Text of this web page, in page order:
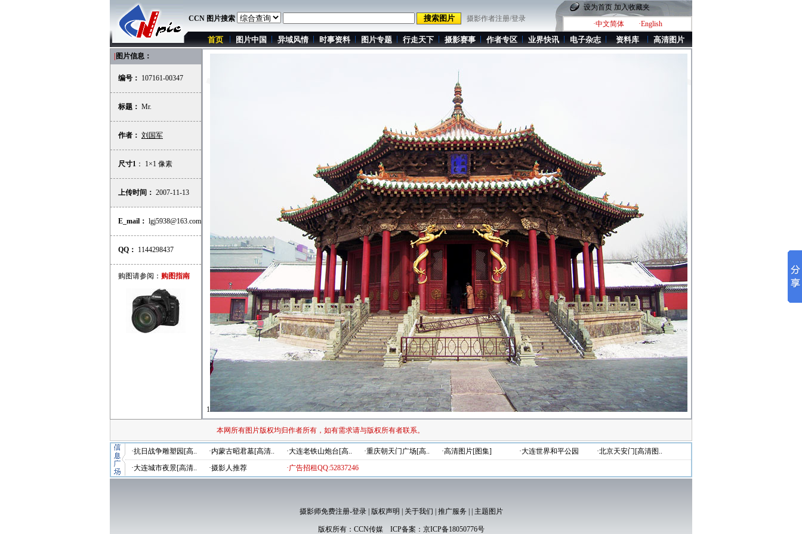
CCN 图片搜索 摄影作者注册/登录
设为首页 加入收藏夹
·中文简体
·English
首页 图片中国 异域风情 时事资料 图片专题 行走天下 摄影赛事 作者专区 业界快讯 电子杂志 资料库 高清图片
图片信息：
编号： 107161-00347
标题： Mr.
作者： 刘国军
尺寸1 ： 1×1 像素
上传时间： 2007-11-13
E_mail： lgj5938@163.com
QQ： 1144298437
购图请参阅： 购图指南
1
本网所有图片版权均归作者所有，如有需求请与版权所有者联系。
·抗日战争雕塑园[高.. ·内蒙古昭君墓[高清.. ·大连老铁山炮台[高.. ·重庆朝天门广场[高.. ·高清图片[图集] ·大连世界和平公园
·北京天安门[高清图..
·大连城市夜景[高清..
·摄影人推荐 ·广告招租QQ:52837246
摄影师免费注册-登录| 版权声明 关于我们 推广服务 主题图片
版权所有： CCN传媒ICP备案： 京ICP备18050776号